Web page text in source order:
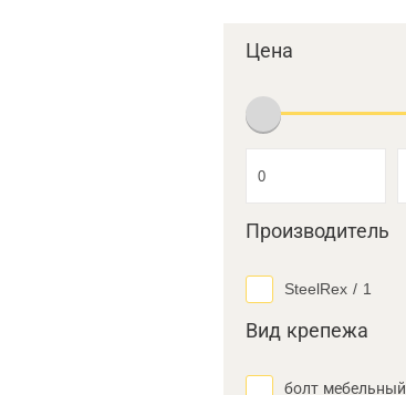
Цена
Производитель
SteelRex / 1
Вид крепежа
болт мебельный